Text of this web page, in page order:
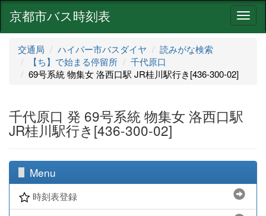
ナ
ビ
京都市バス時刻表
交通局 ハイパー市バスダイヤ
読みがな検索
【ち】で始まる停留所
千代原口
69号系統 物集女 洛西口駅 JR桂川駅行き[436-300-02]
千代原口 発 69号系統 物集女 洛西口駅
JR桂川駅行き[436-300-02]
Menu
時刻表登録